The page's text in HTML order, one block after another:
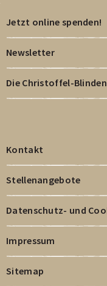
Jetzt online spenden!
Newsletter
Die Christoffel-
Kontakt
Stellenangebote
Datenschutz- und
Impressum
Sitemap